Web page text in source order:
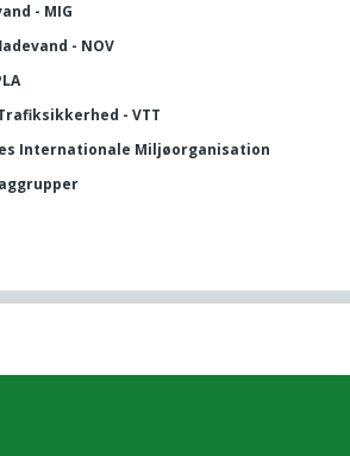
- MIG
- NOV
- VTT
Internationale Miljøorganisation